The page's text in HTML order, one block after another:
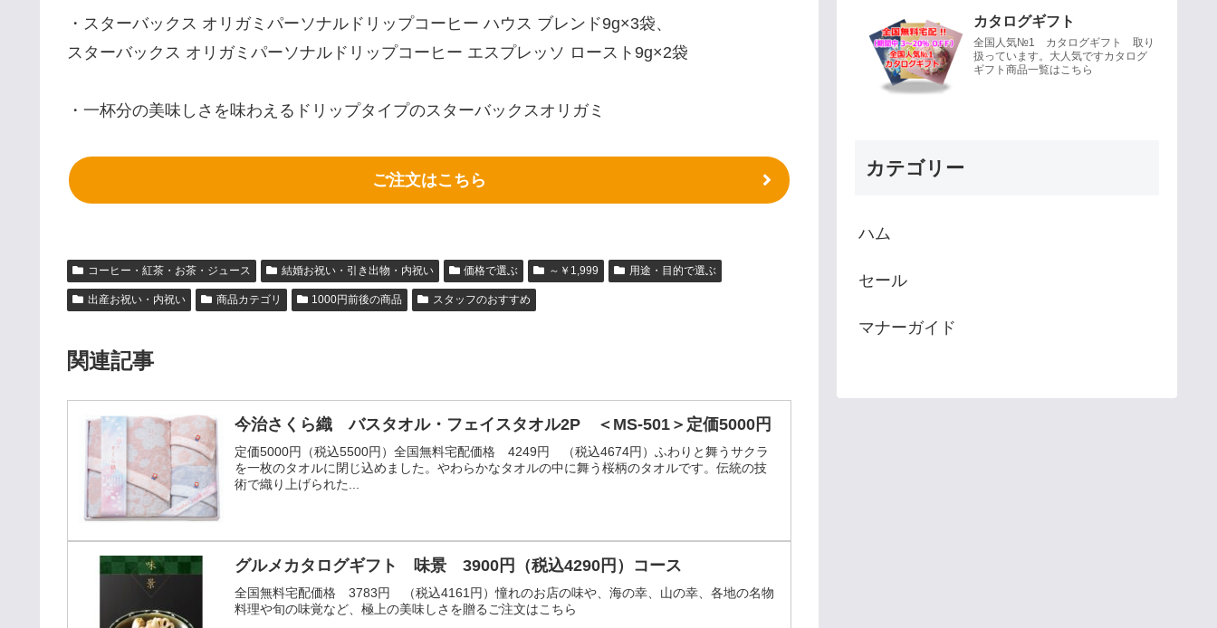
・スターバックス オリガミパーソナルドリップコーヒー ハウス ブレンド9g×3袋、
スターバックス オリガミパーソナルドリップコーヒー エスプレッソ ロースト9g×2袋
・一杯分の美味しさを味わえるドリップタイプのスターバックスオリガミ
ご注文はこちら
コーヒー・紅茶・お茶・ジュース 結婚お祝い・引き出物・内祝い 価格で選ぶ ～￥1,999 用途・目的で選ぶ
出産お祝い・内祝い 商品カテゴリ 1000円前後の商品 スタッフのおすすめ
関連記事
今治さくら織 バスタオル・フェイスタオル2P ＜MS-501＞定価5000円
定価5000円（税込5500円）全国無料宅配価格 4249円 （税込4674円）ふわりと舞うサクラ
を一枚のタオルに閉じ込めました。やわらかなタオルの中に舞う桜柄のタオルです。伝統の技
術で織り上げられた...
グルメカタログギフト 味景 3900円（税込4290円）コース
全国無料宅配価格 3783円 （税込4161円）憧れのお店の味や、海の幸、山の幸、各地の名物
料理や旬の味覚など、極上の美味しさを贈るご注文はこちら
いた場合にお送りするのが内祝で
す。（挙式後...
カタログギフト
全国人気№1 カタログギフト 取り
扱っています。大人気ですカタログ
ギフト商品一覧はこちら
カテゴリー
ハム
セール
マナーガイド